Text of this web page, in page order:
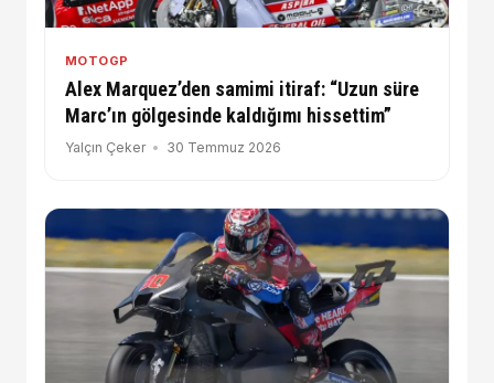
MOTOGP
Alex Marquez’den samimi itiraf: “Uzun süre
Marc’ın gölgesinde kaldığımı hissettim”
Yalçın Çeker 30 Temmuz 2026